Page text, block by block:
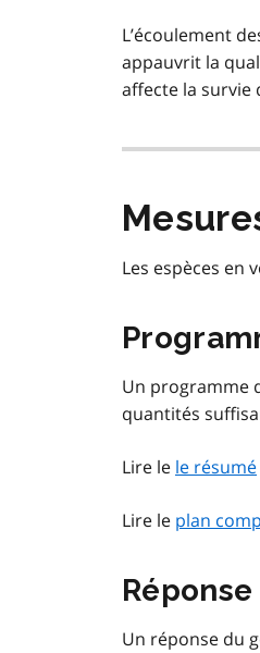
L’écoulement
appauvrit la
affecte la survie
Les espèces
Un programme
quantités
Lire le le résumé
Lire le plan
Un réponse du